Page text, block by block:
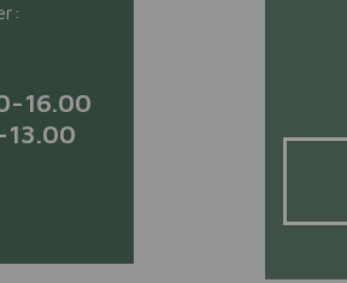
16.00